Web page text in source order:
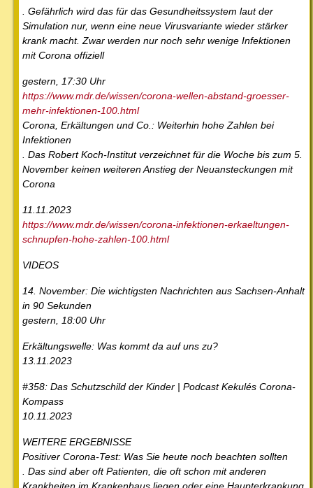
. Gefährlich wird das für das Gesundheitssystem laut der
Simulation nur, wenn eine neue Virusvariante wieder stärker
krank macht. Zwar werden nur noch sehr wenige Infektionen
mit Corona offiziell
gestern, 17:30 Uhr
https://www.mdr.de/wissen/corona-wellen-abstand-groesser-
mehr-infektionen-100.html
Corona, Erkältungen und Co.: Weiterhin hohe Zahlen bei
Infektionen
. Das Robert Koch-Institut verzeichnet für die Woche bis zum 5.
November keinen weiteren Anstieg der Neuansteckungen mit
Corona
11.11.2023
https://www.mdr.de/wissen/corona-infektionen-erkaeltungen-
schnupfen-hohe-zahlen-100.html
VIDEOS
14. November: Die wichtigsten Nachrichten aus Sachsen-Anhalt
in 90 Sekunden
gestern, 18:00 Uhr
Erkältungswelle: Was kommt da auf uns zu?
13.11.2023
#358: Das Schutzschild der Kinder | Podcast Kekulés Corona-
Kompass
10.11.2023
WEITERE ERGEBNISSE
Positiver Corona-Test: Was Sie heute noch beachten sollten
. Das sind aber oft Patienten, die oft schon mit anderen